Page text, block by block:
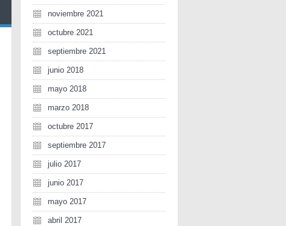
noviembre 2021
octubre 2021
septiembre 2021
junio 2018
mayo 2018
marzo 2018
octubre 2017
septiembre 2017
julio 2017
junio 2017
mayo 2017
abril 2017